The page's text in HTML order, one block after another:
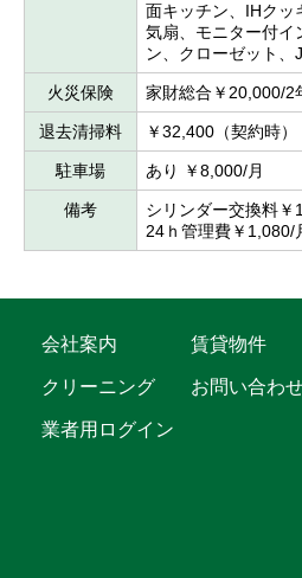
面キッチン、IHクッ
気扇、モニター付イ
ン、クローゼット、
火災保険 家財総合￥20,000/2
退去清掃料 ￥32,400（契約時）
駐車場 あり ￥8,000/月
備考
シリンダー交換料￥
24ｈ管理費￥1,080/
会社案内 賃貸物件
クリーニング
お問い合わ
業者用ログイン